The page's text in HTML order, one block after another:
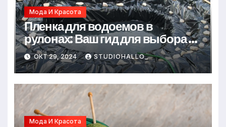
Мода И Красота
Пленка для водоемов в
рулонах: Ваш гид для выбора и
применения
ОКТ 29, 2024 STUDIOHALLO_
Мода И Красота